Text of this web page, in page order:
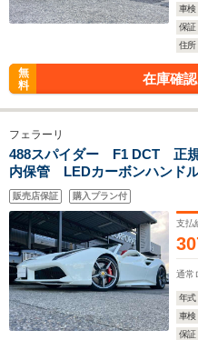
車検
保証
住所
無
料
在庫確
フェラーリ
488スパイダー F1 DCT 正
内保管 LEDカーボンハンド
ロントリフター ダイヤモンド
レザーインテリア 新車取説
販売店保証 購入プラン付
支払
通常
年式
車検
保証